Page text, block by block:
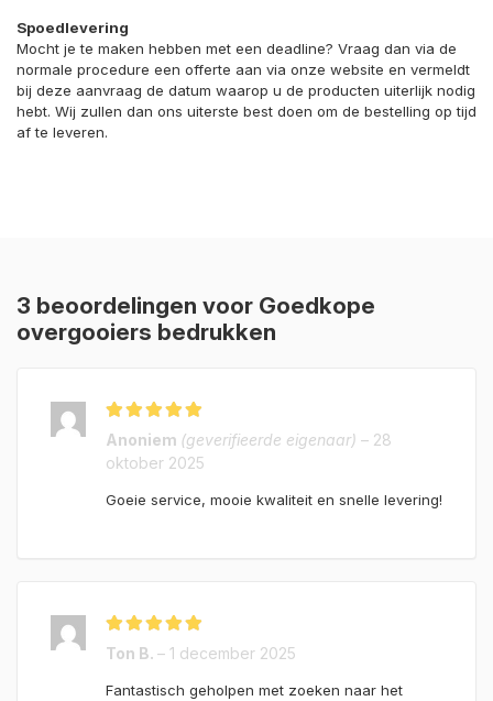
Spoedlevering
Mocht je te maken hebben met een deadline? Vraag dan via de
normale procedure een offerte aan via onze website en vermeldt
bij deze aanvraag de datum waarop u de producten uiterlijk nodig
hebt. Wij zullen dan ons uiterste best doen om de bestelling op tijd
af te leveren.
3 beoordelingen voor Goedkope
overgooiers bedrukken
Gewaardeerd
uit 5
Anoniem (geverifieerde eigenaar) – 28
oktober 2025
Goeie service, mooie kwaliteit en snelle levering!
Gewaardeerd
uit 5
Ton B. – 1 december 2025
Fantastisch geholpen met zoeken naar het